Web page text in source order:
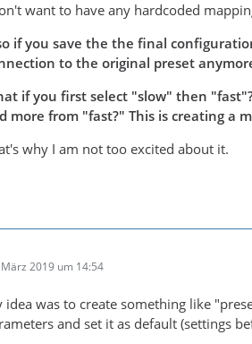
want to have any hardcoded
if you save the the final
to the original preset
if you first select "slow" then
more from "fast?" This is creating a
why I am not too excited about it.
2019 um 14:54
idea was to create something like
and set it as default (settings